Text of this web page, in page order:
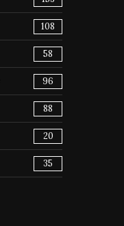
108
58
96
88
20
35